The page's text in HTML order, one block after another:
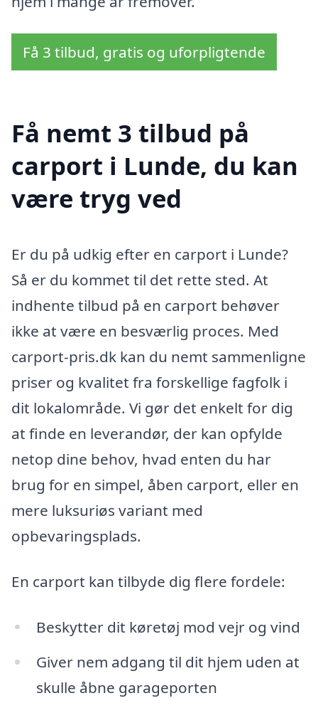
Få 3 tilbud, gratis og uforpligtende
Få nemt 3 tilbud på
carport i Lunde, du kan
være tryg ved
Er du på udkig efter en carport i Lunde?
Så er du kommet til det rette sted. At
indhente tilbud på en carport behøver
ikke at være en besværlig proces. Med
carport-pris.dk kan du nemt sammenligne
priser og kvalitet fra forskellige fagfolk i
dit lokalområde. Vi gør det enkelt for dig
at finde en leverandør, der kan opfylde
netop dine behov, hvad enten du har
brug for en simpel, åben carport, eller en
mere luksuriøs variant med
opbevaringsplads.
En carport kan tilbyde dig flere fordele:
Beskytter dit køretøj mod vejr og vind
Giver nem adgang til dit hjem uden at
skulle åbne garageporten